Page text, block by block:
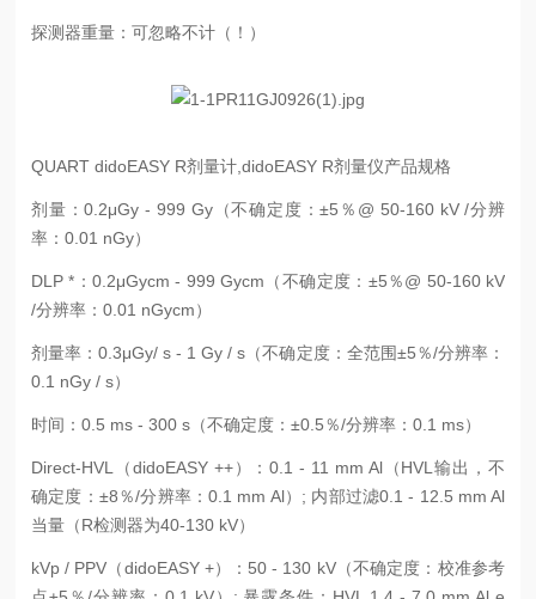
探测器重量：可忽略不计（！）
QUART didoEASY R剂量计,didoEASY R剂量仪产品规格
剂量：0.2μGy - 999 Gy（不确定度：±5％@ 50-160 kV /分辨
率：0.01 nGy）
DLP *：0.2μGycm - 999 Gycm（不确定度：±5％@ 50-160 kV
/分辨率：0.01 nGycm）
剂量率：0.3μGy/ s - 1 Gy / s（不确定度：全范围±5％/分辨率：
0.1 nGy / s）
时间：0.5 ms - 300 s（不确定度：±0.5％/分辨率：0.1 ms）
Direct-HVL（didoEASY ++）：0.1 - 11 mm Al（HVL输出，不
确定度：±8％/分辨率：0.1 mm Al）; 内部过滤0.1 - 12.5 mm Al
当量（R检测器为40-130 kV）
kVp / PPV（didoEASY +）：50 - 130 kV（不确定度：校准参考